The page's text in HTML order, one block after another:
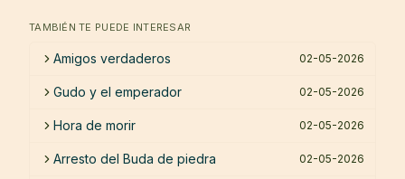
TAMBIÉN TE PUEDE INTERESAR
Amigos verdaderos 02-05-2026
Gudo y el emperador 02-05-2026
Hora de morir 02-05-2026
Arresto del Buda de piedra 02-05-2026